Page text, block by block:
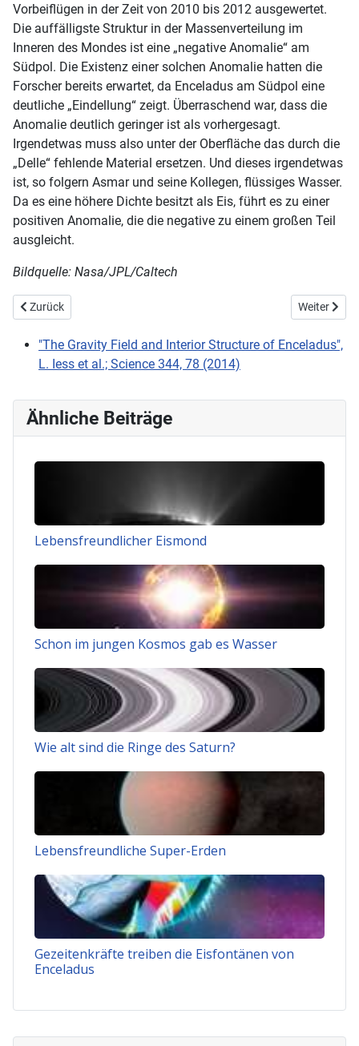
Vorbeiflügen in der Zeit von 2010 bis 2012 ausgewertet.
Die auffälligste Struktur in der Massenverteilung im
Inneren des Mondes ist eine „negative Anomalie“ am
Südpol. Die Existenz einer solchen Anomalie hatten die
Forscher bereits erwartet, da Enceladus am Südpol eine
deutliche „Eindellung“ zeigt. Überraschend war, dass die
Anomalie deutlich geringer ist als vorhergesagt.
Irgendetwas muss also unter der Oberfläche das durch die
„Delle“ fehlende Material ersetzen. Und dieses irgendetwas
ist, so folgern Asmar und seine Kollegen, flüssiges Wasser.
Da es eine höhere Dichte besitzt als Eis, führt es zu einer
positiven Anomalie, die die negative zu einem großen Teil
ausgleicht.
Bildquelle: Nasa/JPL/Caltech
Vorheriger Beitrag: Rezept für die Sternentstehung
Zurück Nächster
Weiter
"The Gravity Field and Interior Structure of Enceladus",
L. Iess et al.; Science 344, 78 (2014)
Ähnliche Beiträge
Lebensfreundlicher Eismond
Schon im jungen Kosmos gab es Wasser
Wie alt sind die Ringe des Saturn?
Lebensfreundliche Super-Erden
Gezeitenkräfte treiben die Eisfontänen von
Enceladus